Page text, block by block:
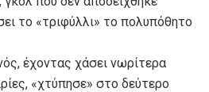
το «τριφύλλι» το πολυπόθητο
έχοντας χάσει νωρίτερα
«χτύπησε» στο δεύτερο